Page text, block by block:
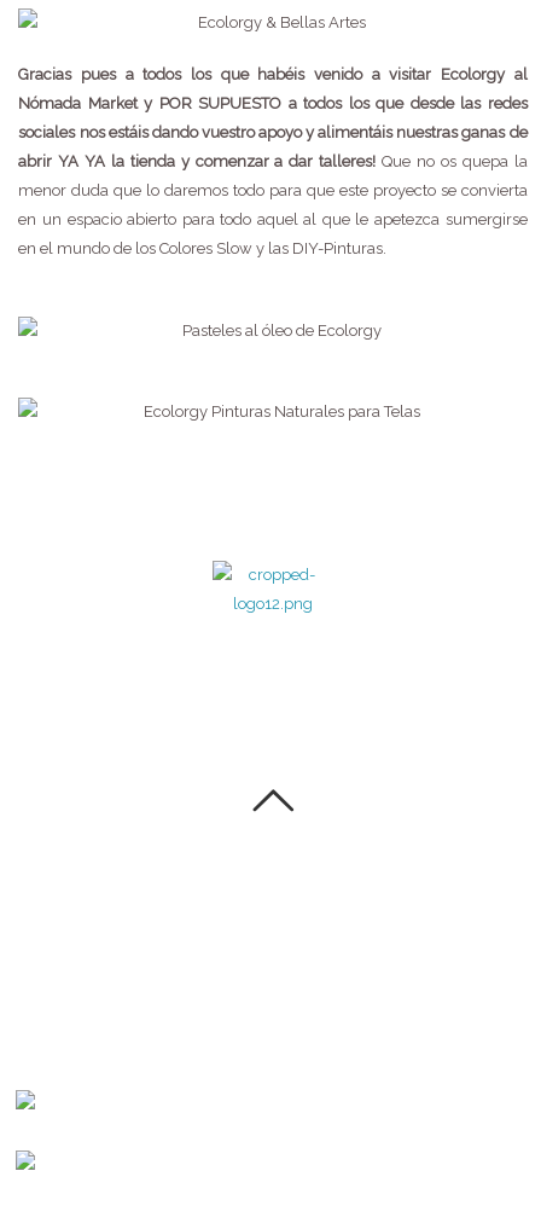
Gracias pues a todos los que habéis venido a visitar Ecolorgy al
Nómada Market y POR SUPUESTO a todos los que desde las redes
sociales nos estáis dando vuestro apoyo y alimentáis nuestras ganas de
abrir YA YA la tienda y comenzar a dar talleres! Que no os quepa la
menor duda que lo daremos todo para que este proyecto se convierta
en un espacio abierto para todo aquel al que le apetezca sumergirse
en el mundo de los Colores Slow y las DIY-Pinturas.